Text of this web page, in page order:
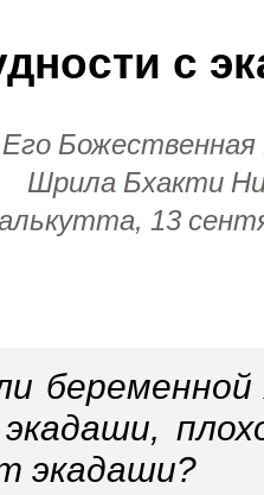
с
Его
Шрила Бхакти
13
экадаши?